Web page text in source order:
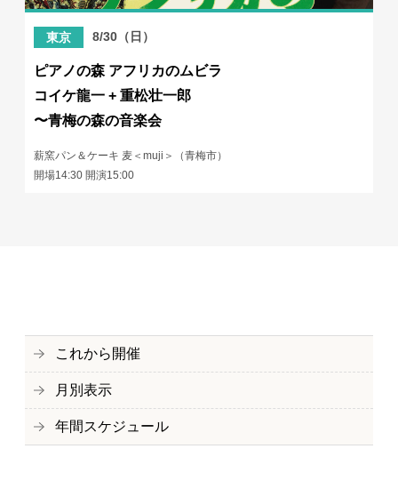
東京 8/30（日）
ピアノの森 アフリカのムビラ
コイケ龍一 + 重松壮一郎
〜青梅の森の音楽会
薪窯パン＆ケーキ 麦＜muji＞（青梅市）
開場14:30 開演15:00
これから開催
月別表示
年間スケジュール